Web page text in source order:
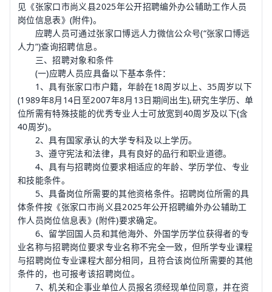
见《张家口市尚义县2025年公开招聘编外办公辅助工作人员
岗位信息表》(附件)。
应聘人员可通过张家口博远人力微信公众号(“张家口博远
人力”)查询招聘信息。
三、招聘对象和条件
(一)应聘人员应具备以下基本条件：
1、具有张家口市户籍，年龄在18周岁以上、35周岁以下
(1989年8月14日至2007年8月13日期间出生),研究生学历、单
位所需有特殊技能的优秀专业人士可放宽到40周岁及以下(含
40周岁)。
2、具有国家承认的大学专科及以上学历。
3、遵守宪法和法律，具有良好的品行和职业道德。
4、具有与招聘岗位要求相适应的年龄、学历学位、专业
和技能条件。
5、具备岗位所需要的其他资格条件。招聘岗位所需的具
体条件按《张家口市尚义县2025年公开招聘编外办公辅助工
作人员岗位信息表》(附件)要求确定。
6、留学回国人员和其他海外、外国学历学位获得者的专
业名称与招聘岗位要求专业名称不完全一致，但所学专业课程
与招聘岗位专业课程大部分相同，且符合该岗位所需要的其他
条件的，也可报考该招聘岗位。
7、机关和企事业单位人员报名须经现单位同意，并在资